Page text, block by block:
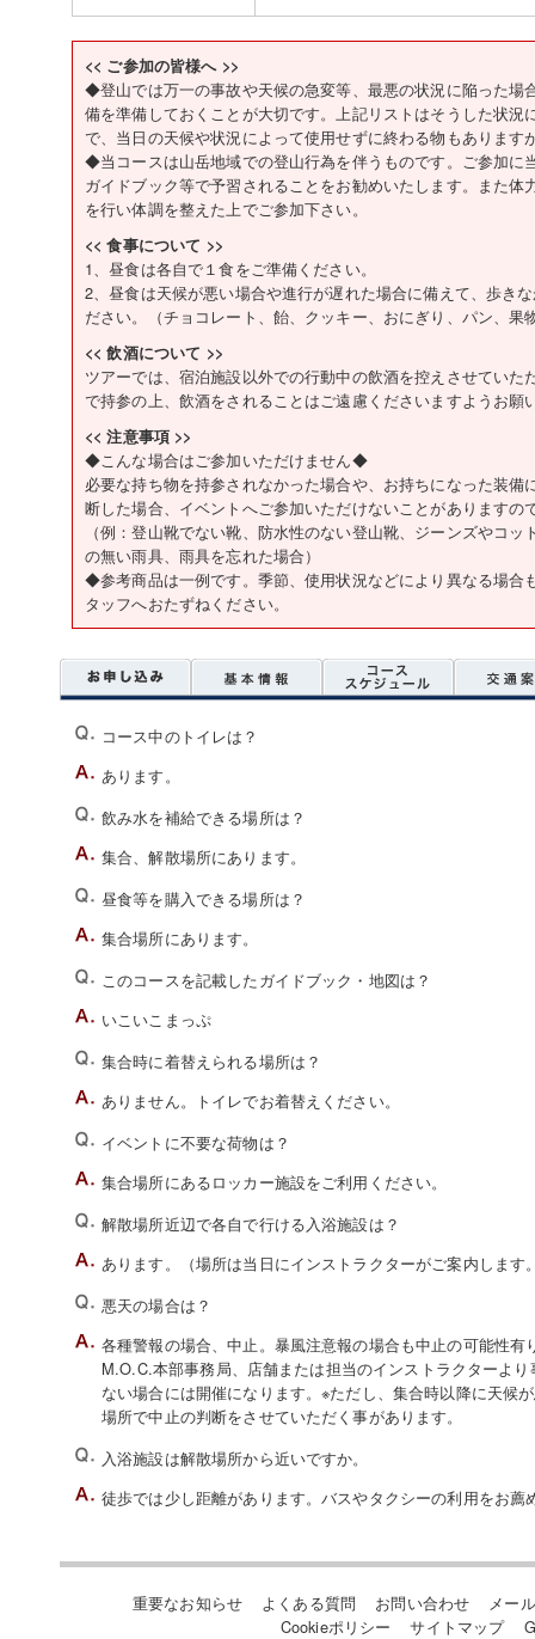
<< ご参加の皆様へ >>
◆登山では万一の事故や天候の急変等、最悪の状況に陥った場
備を準備しておくことが大切です。上記リストはそうした状況
で、当日の天候や状況によって使用せずに終わる物もあります
◆当コースは山岳地域での登山行為を伴うものです。ご参加に
ガイドブック等で予習されることをお勧めいたします。また
を行い体調を整えた上でご参加下さい。
<< 食事について >>
1、昼食は各自で１食をご準備ください。
2、昼食は天候が悪い場合や進行が遅れた場合に備えて、歩き
ださい。（チョコレート、飴、クッキー、おにぎり、パン、果
<< 飲酒について >>
ツアーでは、宿泊施設以外での行動中の飲酒を控えさせてい
で持参の上、飲酒をされることはご遠慮くださいますようお願
<< 注意事項 >>
◆こんな場合はご参加いただけません◆
必要な持ち物を持参されなかった場合や、お持ちになった装
断した場合、イベントへご参加いただけないことがありますの
（例：登山靴でない靴、防水性のない登山靴、ジーンズやコ
の無い雨具、雨具を忘れた場合）
◆参考商品は一例です。季節、使用状況などにより異なる場合
タッフへおたずねください。
コース中のトイレは？
あります。
飲み水を補給できる場所は？
集合、解散場所にあります。
昼食等を購入できる場所は？
集合場所にあります。
このコースを記載したガイドブック・地図は？
いこいこまっぷ
集合時に着替えられる場所は？
ありません。トイレでお着替えください。
イベントに不要な荷物は？
集合場所にあるロッカー施設をご利用ください。
解散場所近辺で各自で行ける入浴施設は？
あります。（場所は当日にインストラクターがご案内します
悪天の場合は？
各種警報の場合、中止。暴風注意報の場合も中止の可能性
M.O.C.本部事務局、店舗または担当のインストラクターよ
ない場合には開催になります。※ただし、集合時以降に天候
場所で中止の判断をさせていただく事があります。
入浴施設は解散場所から近いですか。
徒歩では少し距離があります。バスやタクシーの利用をお薦
重要なお知らせ よくある質問 お問い合わせ
メー
Cookieポリシー
サイトマップ